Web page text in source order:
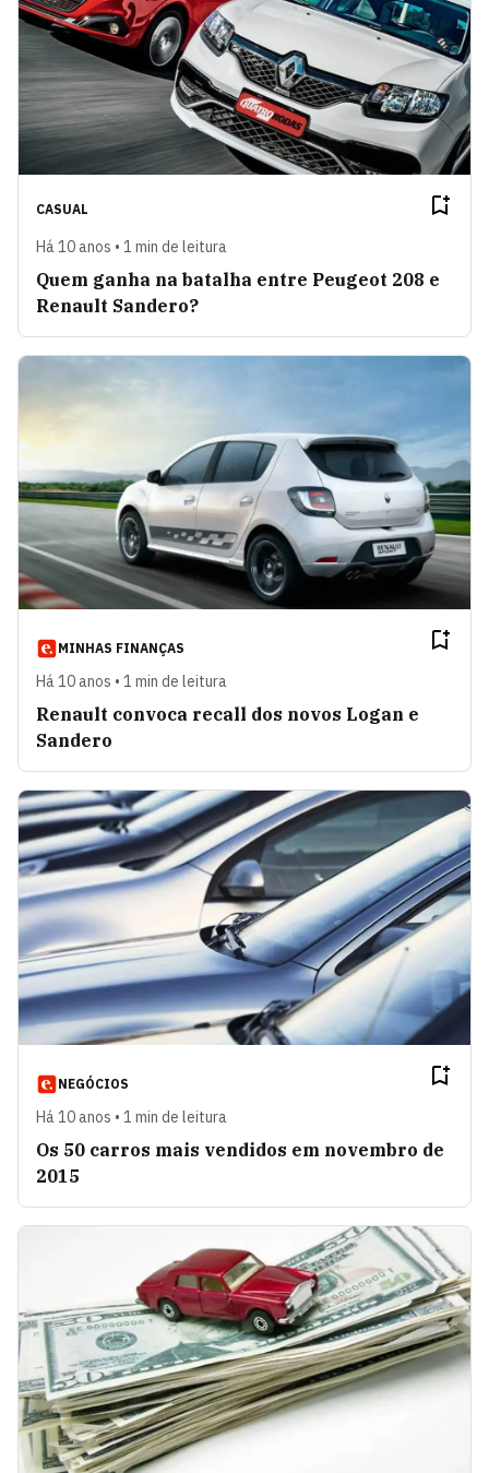
CASUAL
Há 10 anos • 1 min de leitura
Quem ganha na batalha entre Peugeot 208 e
Renault Sandero?
MINHAS FINANÇAS
Há 10 anos • 1 min de leitura
Renault convoca recall dos novos Logan e
Sandero
NEGÓCIOS
Há 10 anos • 1 min de leitura
Os 50 carros mais vendidos em novembro de
2015